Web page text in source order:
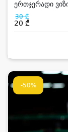
ერთჯერადი
30 ₾
20 ₾
-50%